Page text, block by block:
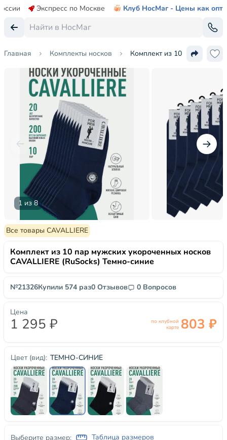
Экспресс по Москве Клуб НосМаг - Цены как опт
Главная Комплекты носков Комплект из 10 пар
1 из 8
Все товары CAVALLIERE
Комплект из 10 пар мужских укороченных носков
CAVALLIERE (RuSocks) Темно-синие
№21326Купили 574 раз0 Отзывов 0 Вопросов
Цвет (вид): ТЕМНО-СИНИЕ
Выберите размер: Таблица размеров
Цена
1 295 ₽
по клубной
карте 803 ₽